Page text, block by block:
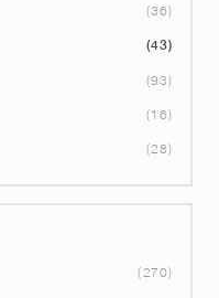
36
43
93
16
28
270